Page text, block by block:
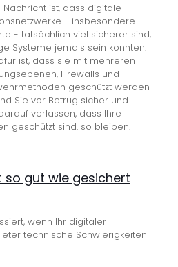
Nachricht ist, dass digitale
- insbesondere
- tatsächlich viel sicherer sind,
Systeme jemals sein konnten.
ist, dass sie mit mehreren
Firewalls und
geschützt werden
Sie vor Betrug sicher und
verlassen, dass Ihre
geschützt sind. so bleiben.
so gut wie gesichert
wenn Ihr digitaler
technische Schwierigkeiten